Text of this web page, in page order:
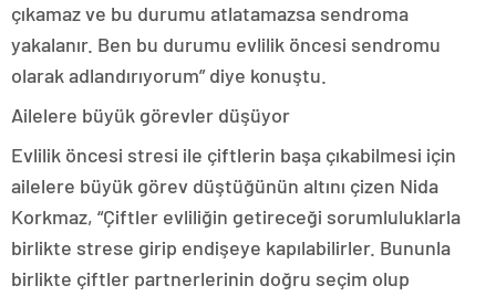
çıkamaz ve bu durumu atlatamazsa sendroma
yakalanır. Ben bu durumu evlilik öncesi sendromu
olarak adlandırıyorum” diye konuştu.
Ailelere büyük görevler düşüyor
Evlilik öncesi stresi ile çiftlerin başa çıkabilmesi için
ailelere büyük görev düştüğünün altını çizen Nida
Korkmaz, “Çiftler evliliğin getireceği sorumluluklarla
birlikte strese girip endişeye kapılabilirler. Bununla
birlikte çiftler partnerlerinin doğru seçim olup